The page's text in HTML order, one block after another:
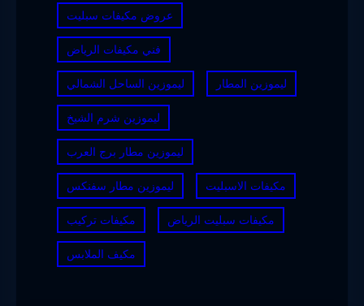
عروض مكيفات سبليت
فني مكيفات الرياض
ليموزين الساحل الشمالي ليموزين المطار
ليموزين شرم الشيخ
ليموزين مطار برج العرب
ليموزين مطار سفنكس مكيفات الاسبليت
مكيفات تركيب مكيفات سبليت الرياض
مكيف الملابس